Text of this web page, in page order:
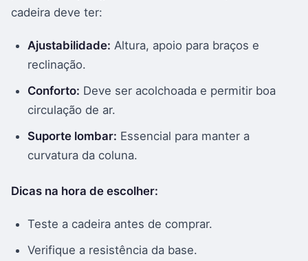
cadeira deve ter:
Ajustabilidade: Altura, apoio para braços e
reclinação.
Conforto: Deve ser acolchoada e permitir boa
circulação de ar.
Suporte lombar: Essencial para manter a
curvatura da coluna.
Dicas na hora de escolher:
Teste a cadeira antes de comprar.
Verifique a resistência da base.